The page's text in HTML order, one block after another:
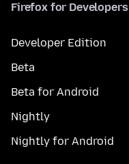
Firefox for Developers
Developer Edition
Beta
Beta for Android
Nightly
Nightly for Android